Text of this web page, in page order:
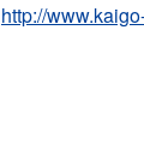
http://